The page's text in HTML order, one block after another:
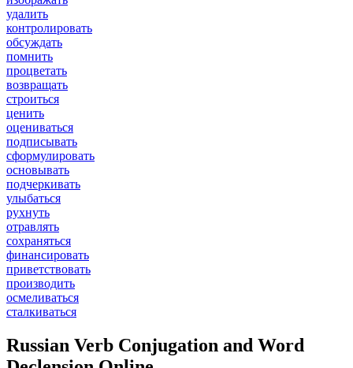
удалить
контролировать
обсуждать
помнить
процветать
возвращать
строиться
ценить
оцениваться
подписывать
сформулировать
основывать
подчеркивать
улыбаться
рухнуть
отравлять
сохраняться
финансировать
приветствовать
производить
осмеливаться
сталкиваться
Russian Verb Conjugation and Word